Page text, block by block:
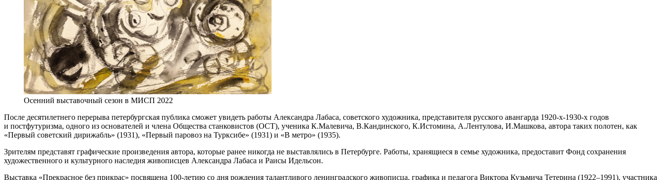
Осенний выставочный сезон в МИСП 2022
После десятилетнего перерыва петербургская публика сможет увидеть работы Александра Лабаса, советского художника, представителя русского авангарда 1920-х-1930-х годов
и постфутуризма, одного из основателей и члена Общества станковистов (ОСТ), ученика К.Малевича, В.Кандинского, К.Истомина, А.Лентулова, И.Машкова, автора таких полотен, как
«Первый советский дирижабль» (1931), «Первый паровоз на Турксибе» (1931) и «В метро» (1935).
Зрителям представят графические произведения автора, которые ранее никогда не выставлялись в Петербурге. Работы, хранящиеся в семье художника, предоставит Фонд сохранения
художественного и культурного наследия живописцев Александра Лабаса и Раисы Идельсон.
Выставка «Прекрасное без прикрас» посвящена 100-летию со дня рождения талантливого ленинградского живописца, графика и педагога Виктора Кузьмича Тетерина (1922–1991), участника